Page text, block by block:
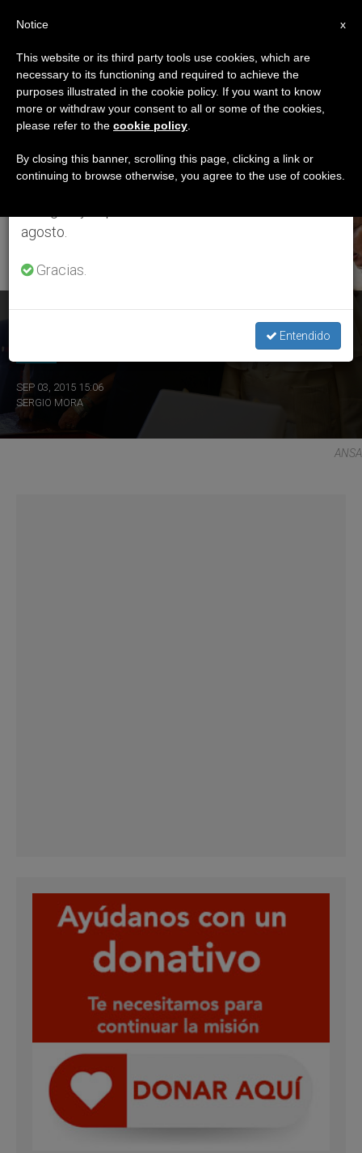
ETIQUETA
Posts Tagged
‘audiency’
ÚLTIMAS NOTICIAS
Francisco al presidente de Israel: "Hay alguna división, pero
SEP 03, 2015 15:06
SERGIO MORA
ANSA
×
Aviso importante
Del 27 de julio al 7 de agosto haremos la pausa
anual, aprovechando que en el periodo de verano
se generan menos informaciones y también el
agosto.
Gracias.
Entendido
x
Notice
This website or its third party tools use cookies, which are
necessary to its functioning and required to achieve the
purposes illustrated in the cookie policy. If you want to know
more or withdraw your consent to all or some of the cookies,
please refer to the cookie policy
By closing this banner, scrolling this page, clicking a link or
continuing to browse otherwise, you agree to the use of cookies.